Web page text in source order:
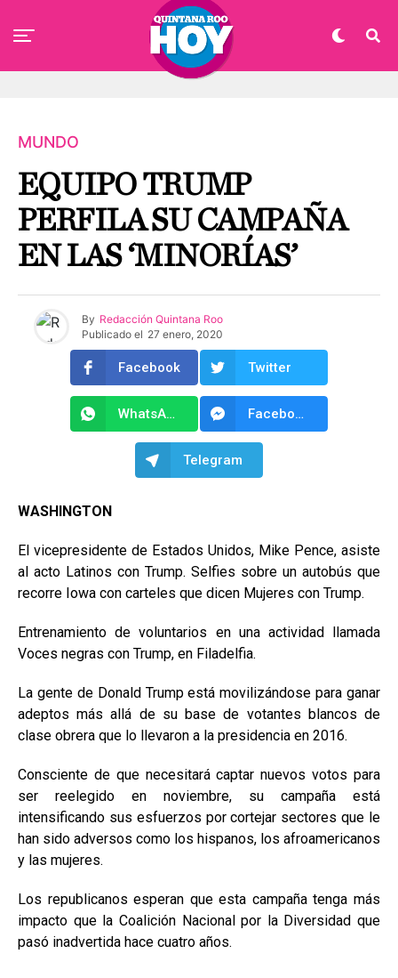
MUNDO
EQUIPO TRUMP
PERFILA SU CAMPAÑA
EN LAS ‘MINORÍAS’
By Redacción Quintana Roo
Publicado el 27 enero, 2020
Facebook Twitter
WhatsApp Facebook Messenger
Telegram
WASHINGTON
El vicepresidente de Estados Unidos, Mike Pence, asiste
al acto Latinos con Trump. Selfies sobre un autobús que
recorre Iowa con carteles que dicen Mujeres con Trump.
Entrenamiento de voluntarios en una actividad llamada
Voces negras con Trump, en Filadelfia.
La gente de Donald Trump está movilizándose para ganar
adeptos más allá de su base de votantes blancos de
clase obrera que lo llevaron a la presidencia en 2016.
Consciente de que necesitará captar nuevos votos para
ser reelegido en noviembre, su campaña está
intensificando sus esfuerzos por cortejar sectores que le
han sido adversos como los hispanos, los afroamericanos
y las mujeres.
Los republicanos esperan que esta campaña tenga más
impacto que la Coalición Nacional por la Diversidad que
pasó inadvertida hace cuatro años.